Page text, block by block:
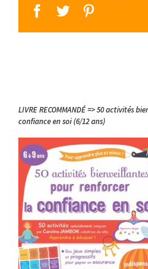
facebook
twitter
LIVRE RECOMMANDÉ => 50 activités
confiance en soi (6/12 ans)